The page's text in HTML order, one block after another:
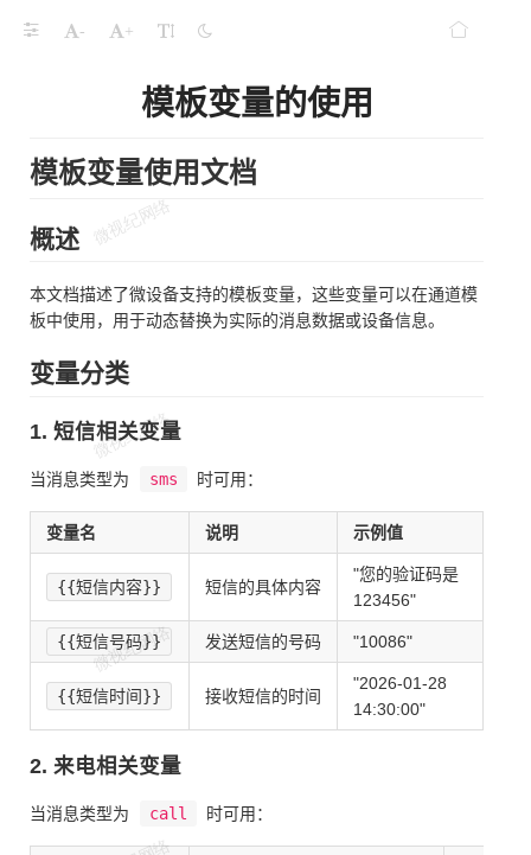
- +
模板变量的使用
模板变量使用文档
概述
本文档描述了微设备支持的模板变量，这些变量可以在通道模
板中使用，用于动态替换为实际的消息数据或设备信息。
变量分类
1. 短信相关变量
当消息类型为 sms 时可用：
变量名 说明 示例值
{{短信内容}} 短信的具体内容
"您的验证码是
123456"
{{短信号码}} 发送短信的号码 "10086"
{{短信时间}} 接收短信的时间
"2026-01-28
14:30:00"
2. 来电相关变量
当消息类型为 call 时可用：